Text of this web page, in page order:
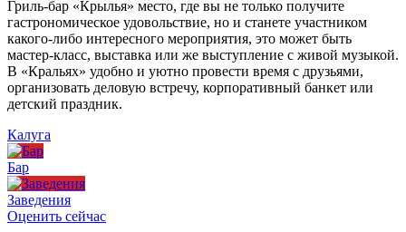
Гриль-бар «Крылья» место, где вы не только получите
гастрономическое удовольствие, но и станете участником
какого-либо интересного мероприятия, это может быть
мастер-класс, выставка или же выступление с живой музыкой.
В «Кральях» удобно и уютно провести время с друзьями,
организовать деловую встречу, корпоративный банкет или
детский праздник.
Калуга
Бар
Заведения
Оценить сейчас